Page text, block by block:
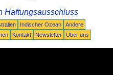
Haftungsausschluss
Indischer Ozean
Andere
Kontakt Newsletter Über uns